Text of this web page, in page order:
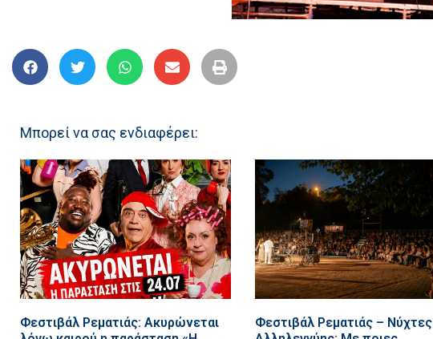
Μπορεί να σας ενδιαφέρει:
Φεστιβάλ Ρεματιάς: Ακυρώνεται
Φεστιβάλ Ρεματιάς – Νύχτες